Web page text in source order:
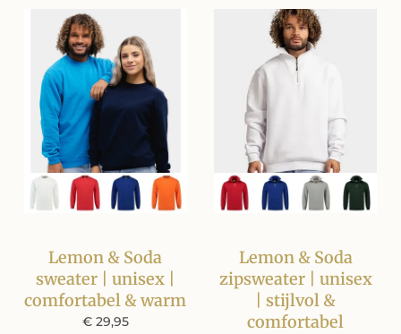
Lemon & Soda
sweater | unisex |
comfortabel & warm
€29,95
Lemon & Soda
zipsweater | unisex
| stijlvol &
comfortabel